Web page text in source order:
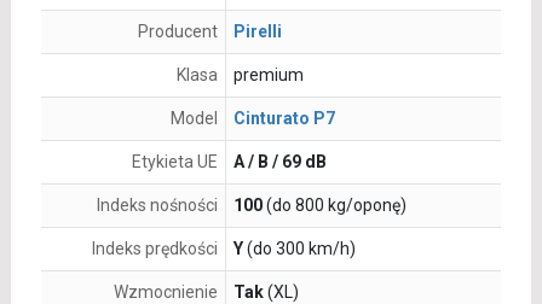
Producent Pirelli
Klasa premium
Model Cinturato P7
Etykieta UE A / B / 69 dB
Indeks nośności 100(do 800 kg/oponę)
Indeks prędkości Y(do 300 km/h)
Wzmocnienie Tak(XL)